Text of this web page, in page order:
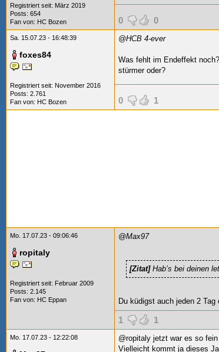
Registriert seit: März 2019
Posts: 654
Fan von: HC Bozen 0 0
Sa. 15.07.23 - 16:48:39
foxes84
Registriert seit: November 2016
Posts: 2.761
Fan von: HC Bozen
@HCB 4-ever
Was fehlt im Endeffekt
stürmer oder?
0 1
Mo. 17.07.23 - 09:06:46
ropitaly
Registriert seit: Februar 2009
Posts: 2.145
Fan von: HC Eppan
@Max97
[Zitat] Hab’s bei deinen
Du küdigst auch jeden 2
1 1
Mo. 17.07.23 - 12:22:08
@ropitaly jetzt war es so
Vielleicht kommt ja dieses